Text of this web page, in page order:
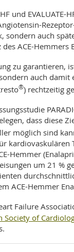
und EVALUATE-
sondern auch
ACE-
zu garantieren,
auch damit
®) rechtzeitig
dass diese
möglich sind
kardiovaskulären
Hemmer
um 21 %
ACE-Hemmer
Failure
Society of